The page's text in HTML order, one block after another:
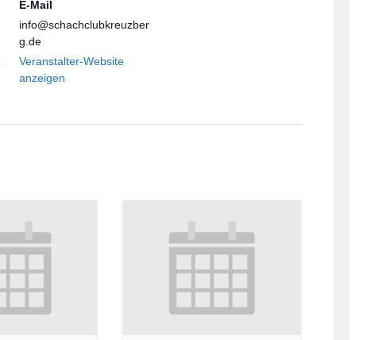
E-Mail
info@schachclubkreuzber
g.de
Veranstalter-Website
anzeigen